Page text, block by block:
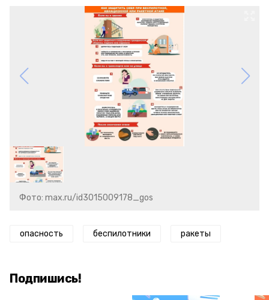
Фото: max.ru/id3015009178_gos
опасность беспилотники ракеты
Подпишись!